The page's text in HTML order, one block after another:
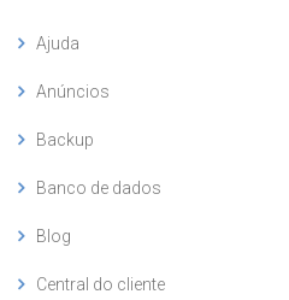
Ajuda
Anúncios
Backup
Banco de dados
Blog
Central do cliente